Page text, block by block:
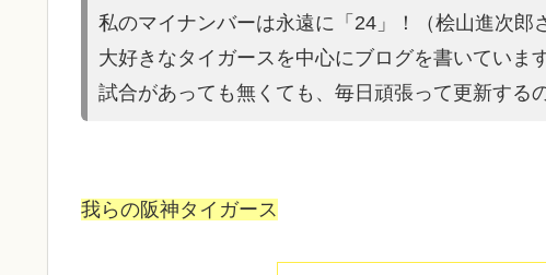
私のマイナンバーは永遠に「24」！（桧山進次郎
大好きなタイガースを中心にブログを書いていま
試合があって も無くても、毎日頑張って更新する
我らの阪神タイガース